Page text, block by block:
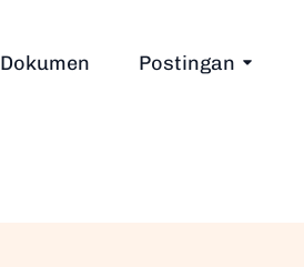
Dokumen Postingan